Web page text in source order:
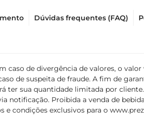
Dúvidas frequentes (FAQ)
caso de divergência de valores, o
de suspeita de fraude. A fim de
ter sua quantidade limitada por
notificação. Proibida a venda de
e condições exclusivos para o